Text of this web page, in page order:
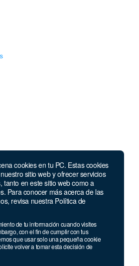
cookies en tu PC. Estas cookies
sitio web y ofrecer servicios
tanto en este sitio web como a
Para conocer más acerca de las
revisa nuestra Política de
de tu información cuando visites
con el fin de cumplir con tus
que usar solo una pequeña cookie
volver a tomar esta decisión de
a.m. a 5:30 p.m. Sábados de 8 a.m